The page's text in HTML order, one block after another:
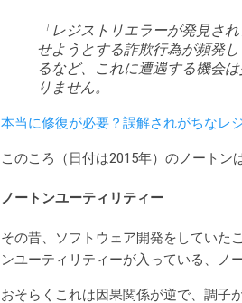
「レジストリエラーが発見さ
せようとする詐欺行為が頻発
るなど、これに遭遇する機会
りません。
本当に修復が必要？誤解されがちなレ
このころ（日付は2015年）のノートン
ノートンユーティリティー
その昔、ソフトウェア開発をしていた
ンユーティリティーが入っている、ノ
おそらくこれは因果関係が逆で、調子